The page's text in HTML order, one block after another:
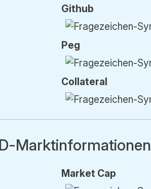
Github
Peg
Collateral
Marktinformationen
Market Cap